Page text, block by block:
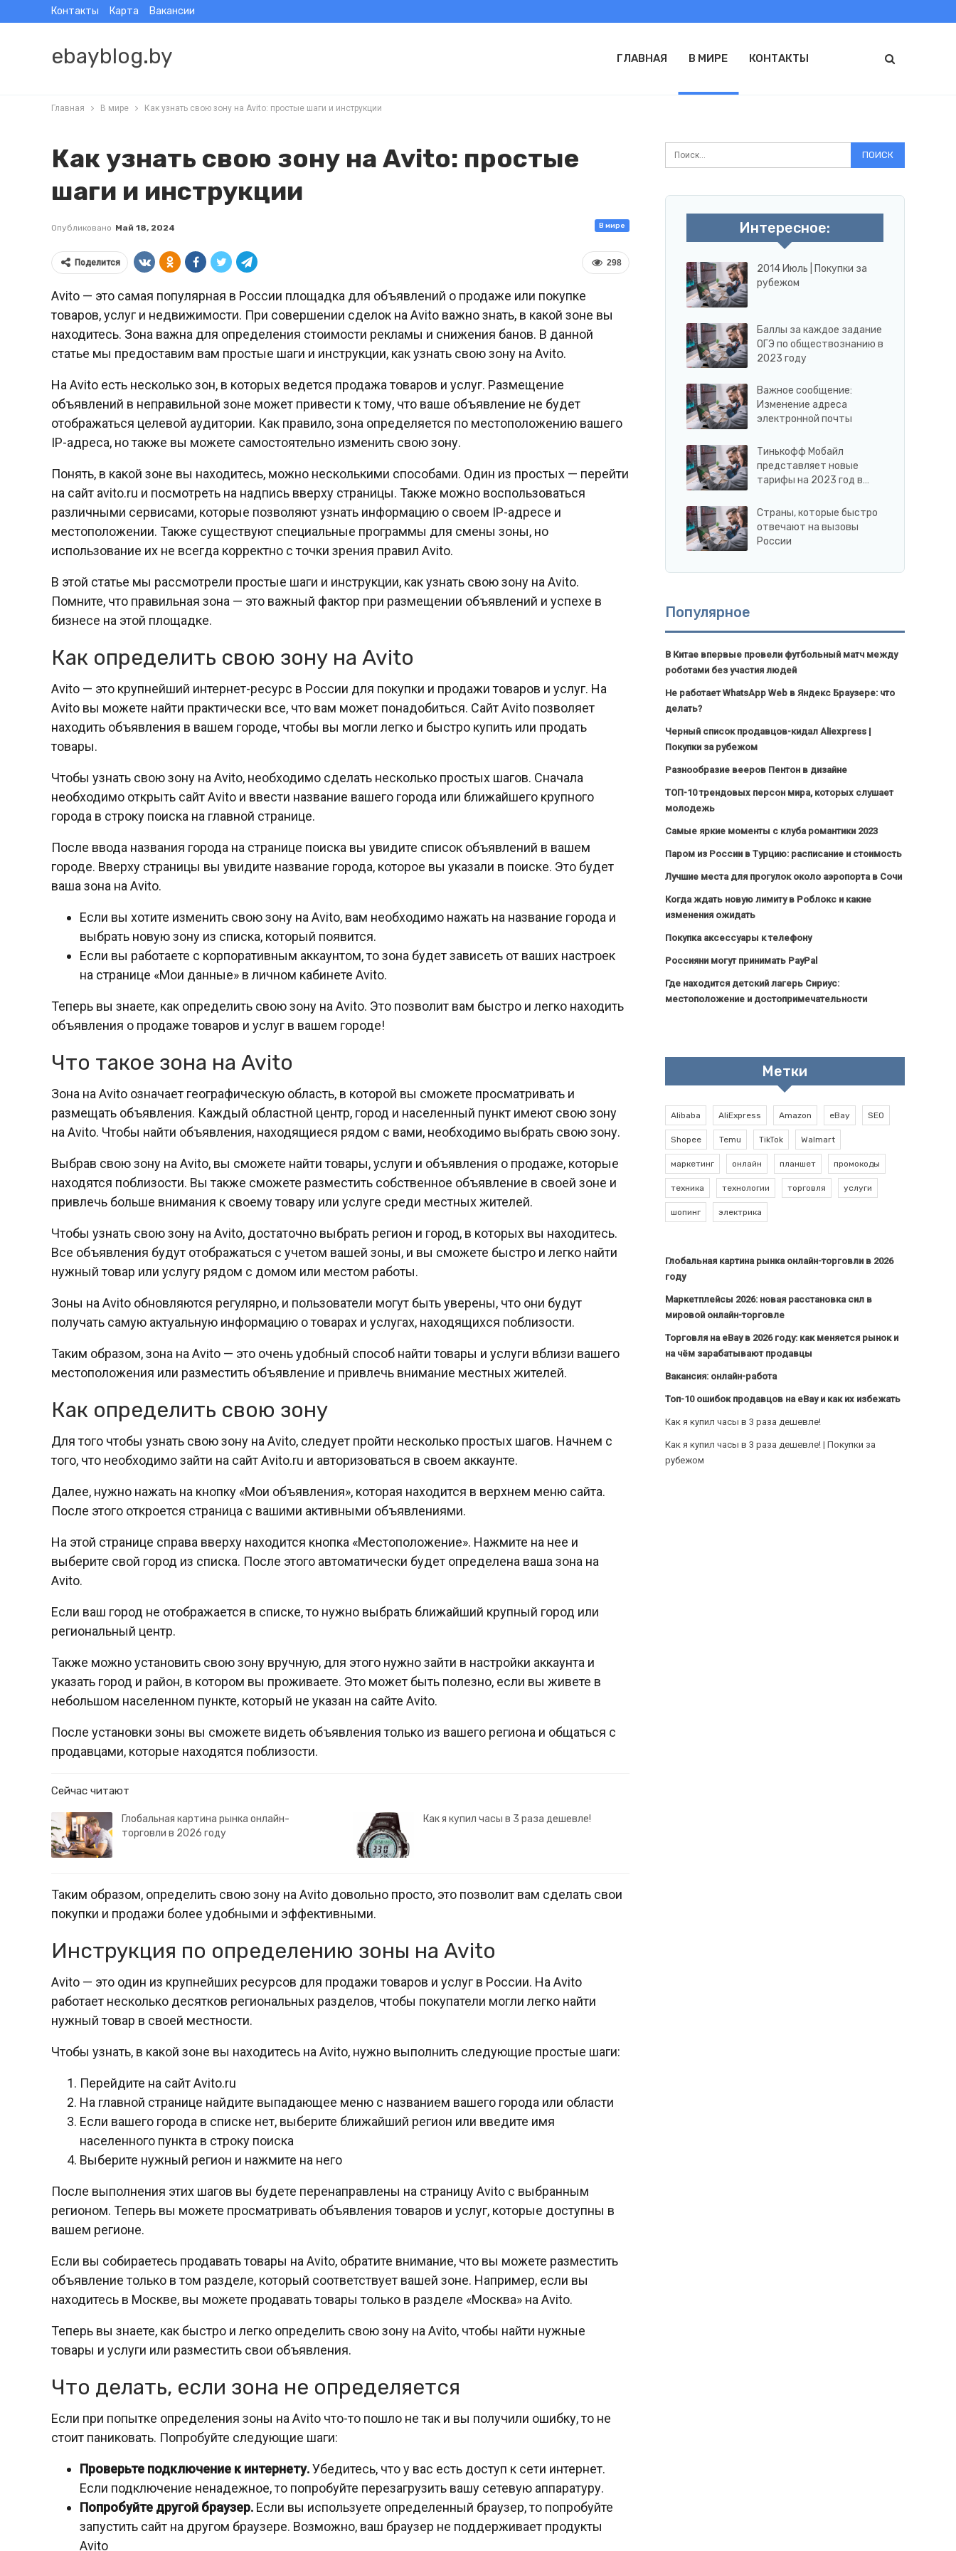
Контакты Карта Вакансии
ebayblog.by ГЛАВНАЯ В МИРЕ КОНТАКТЫ
Главная В мире Как узнать свою зону на Avito: простые шаги и инструкции
Как узнать свою зону на Avito: простые
шаги и инструкции
В мире
Опубликовано Май 18, 2024
298
Поделится
Avito — это самая популярная в России площадка для объявлений о продаже или покупке
товаров, услуг и недвижимости. При совершении сделок на Avito важно знать, в какой зоне вы
находитесь. Зона важна для определения стоимости рекламы и снижения банов. В данной
статье мы предоставим вам простые шаги и инструкции, как узнать свою зону на Avito.
На Avito есть несколько зон, в которых ведется продажа товаров и услуг. Размещение
объявлений в неправильной зоне может привести к тому, что ваше объявление не будет
отображаться целевой аудитории. Как правило, зона определяется по местоположению вашего
IP-адреса, но также вы можете самостоятельно изменить свою зону.
Понять, в какой зоне вы находитесь, можно несколькими способами. Один из простых — перейти
на сайт avito.ru и посмотреть на надпись вверху страницы. Также можно воспользоваться
различными сервисами, которые позволяют узнать информацию о своем IP-адресе и
местоположении. Также существуют специальные программы для смены зоны, но
использование их не всегда корректно с точки зрения правил Avito.
В этой статье мы рассмотрели простые шаги и инструкции, как узнать свою зону на Avito.
Помните, что правильная зона — это важный фактор при размещении объявлений и успехе в
бизнесе на этой площадке.
Как определить свою зону на Avito
Avito — это крупнейший интернет-ресурс в России для покупки и продажи товаров и услуг. На
Avito вы можете найти практически все, что вам может понадобиться. Сайт Avito позволяет
находить объявления в вашем городе, чтобы вы могли легко и быстро купить или продать
товары.
Чтобы узнать свою зону на Avito, необходимо сделать несколько простых шагов. Сначала
необходимо открыть сайт Avito и ввести название вашего города или ближайшего крупного
города в строку поиска на главной странице.
После ввода названия города на странице поиска вы увидите список объявлений в вашем
городе. Вверху страницы вы увидите название города, которое вы указали в поиске. Это будет
ваша зона на Avito.
Если вы хотите изменить свою зону на Avito, вам необходимо нажать на название города и
выбрать новую зону из списка, который появится.
Если вы работаете с корпоративным аккаунтом, то зона будет зависеть от ваших настроек
на странице «Мои данные» в личном кабинете Avito.
Теперь вы знаете, как определить свою зону на Avito. Это позволит вам быстро и легко находить
объявления о продаже товаров и услуг в вашем городе!
Что такое зона на Avito
Зона на Avito означает географическую область, в которой вы сможете просматривать и
размещать объявления. Каждый областной центр, город и населенный пункт имеют свою зону
на Avito. Чтобы найти объявления, находящиеся рядом с вами, необходимо выбрать свою зону.
Выбрав свою зону на Avito, вы сможете найти товары, услуги и объявления о продаже, которые
находятся поблизости. Вы также сможете разместить собственное объявление в своей зоне и
привлечь больше внимания к своему товару или услуге среди местных жителей.
Чтобы узнать свою зону на Avito, достаточно выбрать регион и город, в которых вы находитесь.
Все объявления будут отображаться с учетом вашей зоны, и вы сможете быстро и легко найти
нужный товар или услугу рядом с домом или местом работы.
Зоны на Avito обновляются регулярно, и пользователи могут быть уверены, что они будут
получать самую актуальную информацию о товарах и услугах, находящихся поблизости.
Таким образом, зона на Avito — это очень удобный способ найти товары и услуги вблизи вашего
местоположения или разместить объявление и привлечь внимание местных жителей.
Как определить свою зону
Для того чтобы узнать свою зону на Avito, следует пройти несколько простых шагов. Начнем с
того, что необходимо зайти на сайт Avito.ru и авторизоваться в своем аккаунте.
Далее, нужно нажать на кнопку «Мои объявления», которая находится в верхнем меню сайта.
После этого откроется страница с вашими активными объявлениями.
На этой странице справа вверху находится кнопка «Местоположение». Нажмите на нее и
выберите свой город из списка. После этого автоматически будет определена ваша зона на
Avito.
Если ваш город не отображается в списке, то нужно выбрать ближайший крупный город или
региональный центр.
Также можно установить свою зону вручную, для этого нужно зайти в настройки аккаунта и
указать город и район, в котором вы проживаете. Это может быть полезно, если вы живете в
небольшом населенном пункте, который не указан на сайте Avito.
После установки зоны вы сможете видеть объявления только из вашего региона и общаться с
продавцами, которые находятся поблизости.
Сейчас читают
Глобальная картина рынка онлайн-
торговли в 2026 году
Как я купил часы в 3 раза дешевле!
Таким образом, определить свою зону на Avito довольно просто, это позволит вам сделать свои
покупки и продажи более удобными и эффективными.
Инструкция по определению зоны на Avito
Avito — это один из крупнейших ресурсов для продажи товаров и услуг в России. На Avito
работает несколько десятков региональных разделов, чтобы покупатели могли легко найти
нужный товар в своей местности.
Чтобы узнать, в какой зоне вы находитесь на Avito, нужно выполнить следующие простые шаги:
Перейдите на сайт Avito.ru
На главной странице найдите выпадающее меню с названием вашего города или области
Если вашего города в списке нет, выберите ближайший регион или введите имя
населенного пункта в строку поиска
Выберите нужный регион и нажмите на него
После выполнения этих шагов вы будете перенаправлены на страницу Avito с выбранным
регионом. Теперь вы можете просматривать объявления товаров и услуг, которые доступны в
вашем регионе.
Если вы собираетесь продавать товары на Avito, обратите внимание, что вы можете разместить
объявление только в том разделе, который соответствует вашей зоне. Например, если вы
находитесь в Москве, вы можете продавать товары только в разделе «Москва» на Avito.
Теперь вы знаете, как быстро и легко определить свою зону на Avito, чтобы найти нужные
товары и услуги или разместить свои объявления.
Что делать, если зона не определяется
Если при попытке определения зоны на Avito что-то пошло не так и вы получили ошибку, то не
стоит паниковать. Попробуйте следующие шаги:
Проверьте подключение к интернету.Убедитесь, что у вас есть доступ к сети интернет.
Если подключение ненадежное, то попробуйте перезагрузить вашу сетевую аппаратуру.
Попробуйте другой браузер. Если вы используете определенный браузер, то попробуйте
запустить сайт на другом браузере. Возможно, ваш браузер не поддерживает продукты
Avito
Интересное:
2014 Июль | Покупки за
рубежом
Баллы за каждое задание
ОГЭ по обществознанию в
2023 году
Важное сообщение:
Изменение адреса
электронной почты
Тинькофф Мобайл
представляет новые
тарифы на 2023 год в…
Страны, которые быстро
отвечают на вызовы
России
Популярное
В Китае впервые провели футбольный матч между
роботами без участия людей
Не работает WhatsApp Web в Яндекс Браузере: что
делать?
Черный список продавцов-кидал Aliexpress |
Покупки за рубежом
Разнообразие вееров Пентон в дизайне
ТОП-10 трендовых персон мира, которых слушает
молодежь
Самые яркие моменты с клуба романтики 2023
Паром из России в Турцию: расписание и стоимость
Лучшие места для прогулок около аэропорта в Сочи
Когда ждать новую лимиту в Роблокс и какие
изменения ожидать
Покупка аксессуары к телефону
Россияни могут принимать PayPal
Где находится детский лагерь Сириус:
местоположение и достопримечательности
Метки
Alibaba AliExpress Amazon eBay SEO
Shopee Temu TikTok Walmart
маркетинг онлайн планшет промокоды
техника технологии торговля услуги
шопинг электрика
Глобальная картина рынка онлайн-торговли в 2026
году
Маркетплейсы 2026: новая расстановка сил в
мировой онлайн-торговле
Торговля на eBay в 2026 году: как меняется рынок и
на чём зарабатывают продавцы
Вакансия: онлайн-работа
Топ-10 ошибок продавцов на eBay и как их избежать
Как я купил часы в 3 раза дешевле!
Как я купил часы в 3 раза дешевле! | Покупки за
рубежом